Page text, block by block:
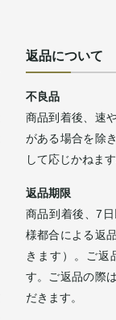
返品について
不良品
商品到着後、速
がある場合を除
して応じかねま
返品期限
商品到着後、7
様都合による返
きます）。ご返
す。ご返品の際
だきます。